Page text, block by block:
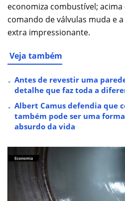
economiza combustível; acima
comando de válvulas muda e
extra impressionante.
Veja também
Antes de revestir uma
detalhe que faz toda a
Albert Camus defendia que
também pode ser uma
absurdo da vida